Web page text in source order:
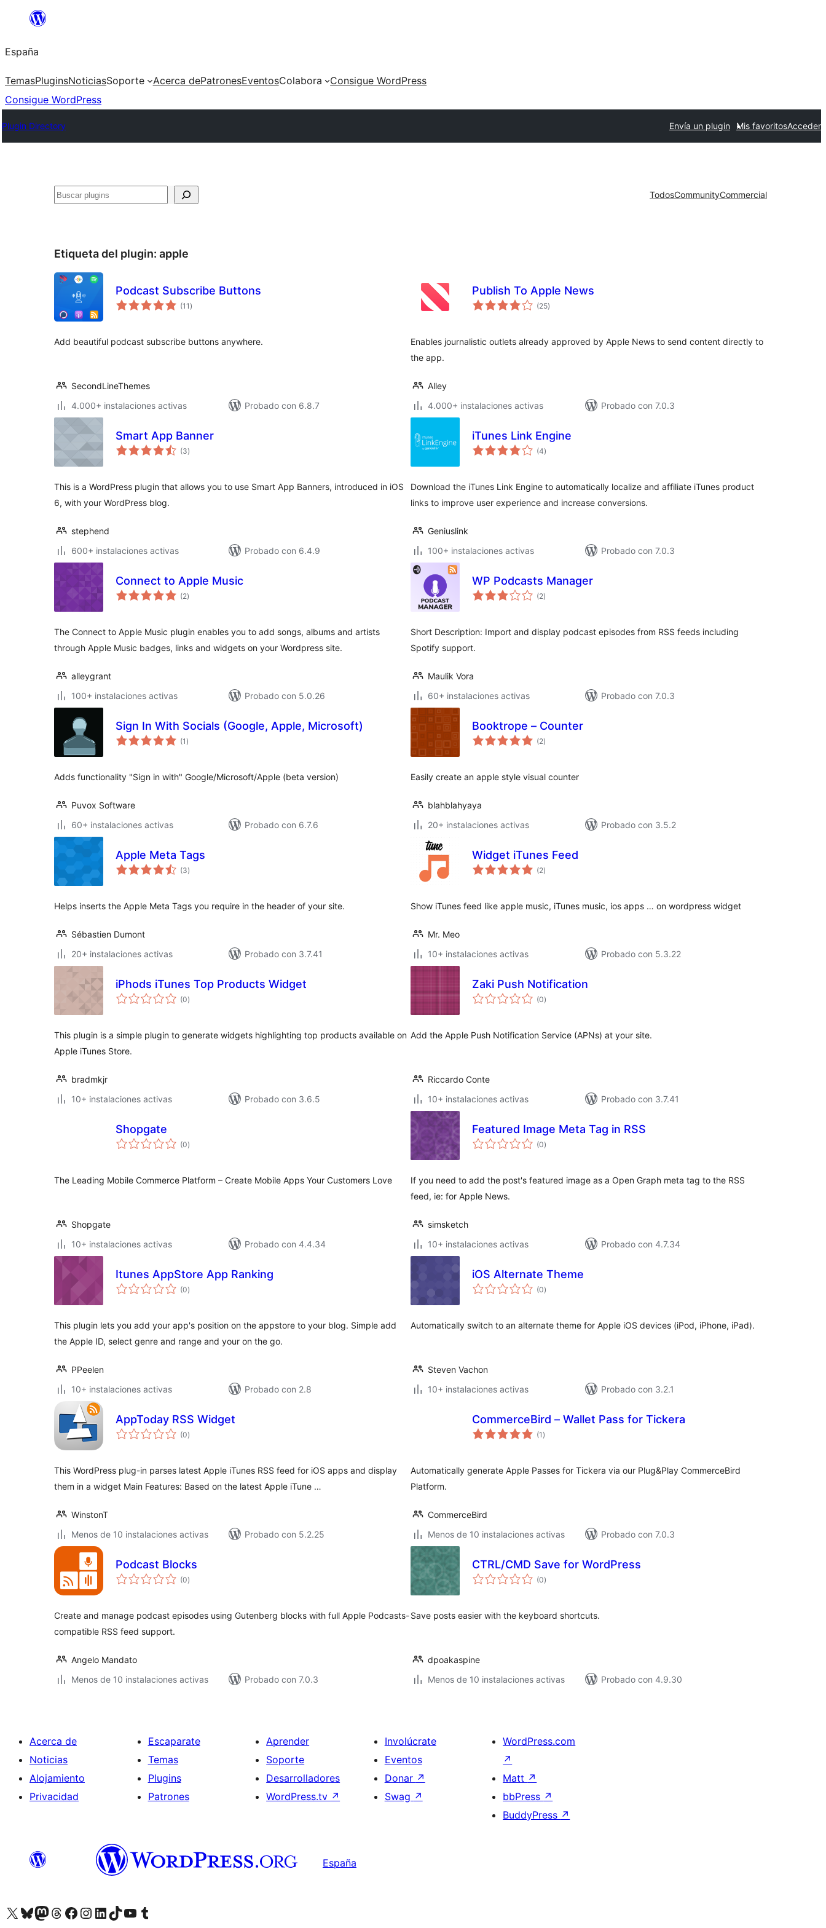
Saltar
contenido
España
TemasPluginsNoticiasSoporte Acerca dePatronesEventosColabora
Consigue WordPress
Consigue WordPress
Plugin Directory Envía un plugin Mis favoritosAcceder
Buscar TodosCommunityCommercial
Etiqueta del plugin: apple
Podcast Subscribe Buttons
(11 valoraciones
en
)
Add beautiful podcast subscribe buttons anywhere.
SecondLineThemes
4.000+ instalaciones activas
Probado con 6.8.7
Publish To Apple News
(25valoraciones
en
)
Enables journalistic outlets already approved by Apple News to send content directly to
the app.
Alley
4.000+ instalaciones activas
Probado con 7.0.3
Smart App Banner
(3valoraciones
en
)
This is a WordPress plugin that allows you to use Smart App Banners, introduced in iOS
6, with your WordPress blog.
stephend
600+ instalaciones activas
Probado con 6.4.9
iTunes Link Engine
(4valoraciones
en
)
Download the iTunes Link Engine to automatically localize and affiliate iTunes product
links to improve user experience and increase conversions.
Geniuslink
100+ instalaciones activas
Probado con 7.0.3
Connect to Apple Music
(2valoraciones
en
)
The Connect to Apple Music plugin enables you to add songs, albums and artists
through Apple Music badges, links and widgets on your Wordpress site.
alleygrant
100+ instalaciones activas
Probado con 5.0.26
WP Podcasts Manager
(2valoraciones
en
)
Short Description: Import and display podcast episodes from RSS feeds including
Spotify support.
Maulik Vora
60+ instalaciones activas
Probado con 7.0.3
Sign In With Socials (Google, Apple, Microsoft)
(1 valoraciones
en
)
Adds functionality "Sign in with" Google/Microsoft/Apple (beta version)
Puvox Software
60+ instalaciones activas
Probado con 6.7.6
Booktrope – Counter
(2valoraciones
en
)
Easily create an apple style visual counter
blahblahyaya
20+ instalaciones activas
Probado con 3.5.2
Apple Meta Tags
(3valoraciones
en
)
Helps inserts the Apple Meta Tags you require in the header of your site.
Sébastien Dumont
20+ instalaciones activas
Probado con 3.7.41
Widget iTunes Feed
(2valoraciones
en
)
Show iTunes feed like apple music, iTunes music, ios apps … on wordpress widget
Mr. Meo
10+ instalaciones activas
Probado con 5.3.22
iPhods iTunes Top Products Widget
(0valoraciones
en
)
This plugin is a simple plugin to generate widgets highlighting top products available on
Apple iTunes Store.
bradmkjr
10+ instalaciones activas
Probado con 3.6.5
Zaki Push Notification
(0valoraciones
en
)
Add the Apple Push Notification Service (APNs) at your site.
Riccardo Conte
10+ instalaciones activas
Probado con 3.7.41
Shopgate
(0valoraciones
en
)
The Leading Mobile Commerce Platform – Create Mobile Apps Your Customers Love
Shopgate
10+ instalaciones activas
Probado con 4.4.34
Featured Image Meta Tag in RSS
(0valoraciones
en
)
If you need to add the post's featured image as a Open Graph meta tag to the RSS
feed, ie: for Apple News.
simsketch
10+ instalaciones activas
Probado con 4.7.34
Itunes AppStore App Ranking
(0valoraciones
en
)
This plugin lets you add your app's position on the appstore to your blog. Simple add
the Apple ID, select genre and range and your on the go.
PPeelen
10+ instalaciones activas
Probado con 2.8
iOS Alternate Theme
(0valoraciones
en
)
Automatically switch to an alternate theme for Apple iOS devices (iPod, iPhone, iPad).
Steven Vachon
10+ instalaciones activas
Probado con 3.2.1
AppToday RSS Widget
(0valoraciones
en
)
This WordPress plug-in parses latest Apple iTunes RSS feed for iOS apps and display
them in a widget Main Features: Based on the latest Apple iTune …
WinstonT
Menos de 10 instalaciones activas
Probado con 5.2.25
CommerceBird – Wallet Pass for Tickera
(1 valoraciones
en
)
Automatically generate Apple Passes for Tickera via our Plug&Play CommerceBird
Platform.
CommerceBird
Menos de 10 instalaciones activas
Probado con 7.0.3
Podcast Blocks
(0valoraciones
en
)
Create and manage podcast episodes using Gutenberg blocks with full Apple Podcasts-
compatible RSS feed support.
Angelo Mandato
Menos de 10 instalaciones activas
Probado con 7.0.3
CTRL/CMD Save for WordPress
(0valoraciones
en
)
Save posts easier with the keyboard shortcuts.
dpoakaspine
Menos de 10 instalaciones activas
Probado con 4.9.30
Acerca de
Noticias
Alojamiento
Privacidad
Escaparate
Temas
Plugins
Patrones
Aprender
Soporte
Desarrolladores
WordPress.tv ↗
Involúcrate
Eventos
Donar ↗
Swag ↗
WordPress.com
↗
Matt ↗
bbPress ↗
BuddyPress ↗
España
Visita nuestra cuenta de X (anteriormente Twitter)
Visita nuestra cuenta de Bluesky
Visita nuestra cuenta de Mastodon
Visita nuestra cuenta de Threads
Visita nuestra página de Facebook
Visita nuestra cuenta de Instagram
Visita nuestra cuenta de LinkedIn
Visita nuestra cuenta de TikTok
Visita nuestro canal de YouTube
Visita nuestra cuenta de Tumblr